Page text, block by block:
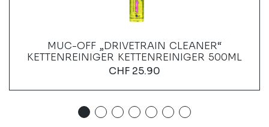
MUC-OFF „DRIVETRAIN CLEANER“
KETTENREINIGER KETTENREINIGER 500ML
CHF 25.90